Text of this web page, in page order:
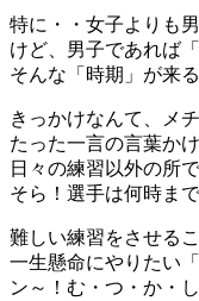
特に・・女子よりも
けど、男子であれば
そんな「時期」が来
きっかけなんて、メ
たった一言の言葉か
日々の練習以外の所
そら！選手は何時ま
難しい練習をさせる
一生懸命にやりたい
ン～！む・つ・か・